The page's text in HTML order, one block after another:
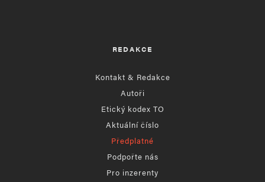
REDAKCE
Kontakt & Redakce
Autoři
Etický kodex TO
Aktuální číslo
Předplatné
Podpořte nás
Pro inzerenty